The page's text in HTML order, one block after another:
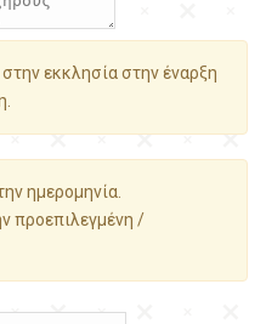
εκκλησία στην έναρξη
ημερομηνία.
προεπιλεγμένη /